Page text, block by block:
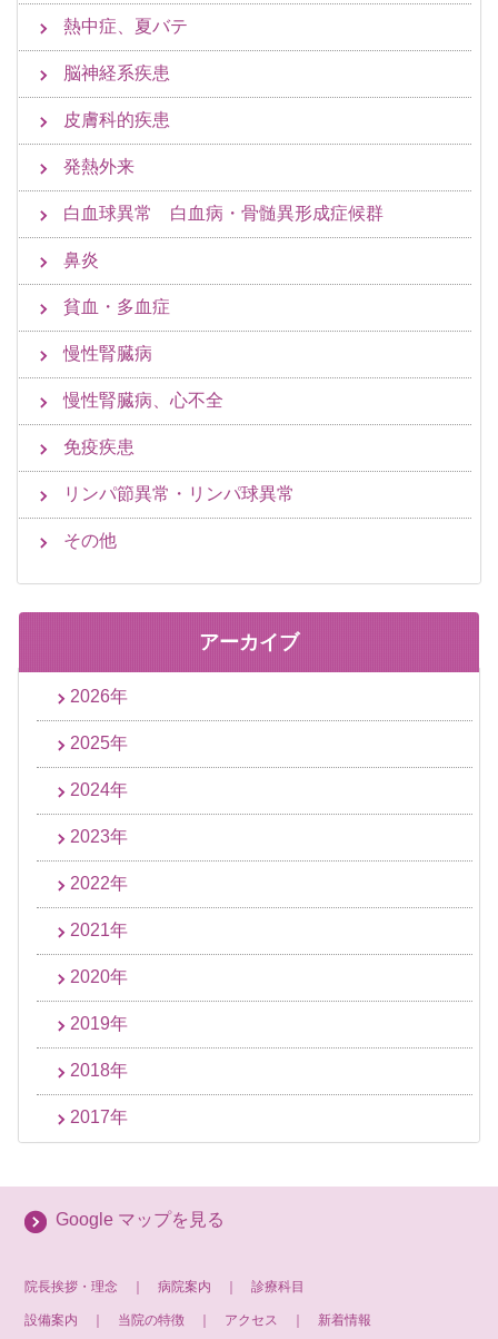
熱中症、夏バテ
脳神経系疾患
皮膚科的疾患
発熱外来
白血球異常 白血病・骨髄異形成症候群
鼻炎
貧血・多血症
慢性腎臓病
慢性腎臓病、心不全
免疫疾患
リンパ節異常・リンパ球異常
その他
アーカイブ
2026年
2025年
2024年
2023年
2022年
2021年
2020年
2019年
2018年
2017年
Google マップを見る
院長挨拶・理念 ｜病院案内 ｜診療科目
設備案内 当院の特徴 アクセス 新着情報